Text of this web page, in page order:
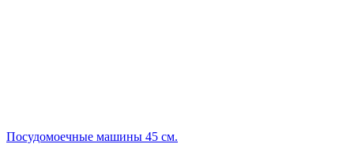
Посудомоечные машины 45 см.